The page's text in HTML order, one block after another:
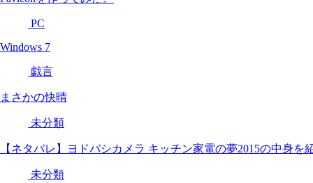
PC
Windows 7
戯言
まさかの快晴
未分類
【ネタバレ】ヨドバシカメラ キッチン家電の夢2015の中身を
未分類